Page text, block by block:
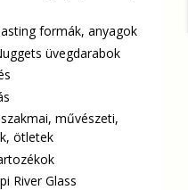
formák, anyagok
üvegdarabok
művészeti,
ötletek
River Glass